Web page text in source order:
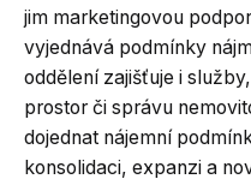
jim marketingovou
vyjednává podmínky
oddělení zajišťuje i
prostor či správu
dojednat nájemní
konsolidaci, expanzi a